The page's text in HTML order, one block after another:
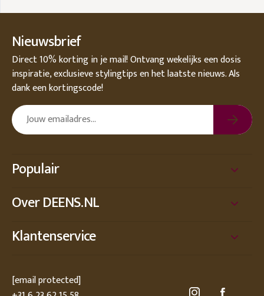
Nieuwsbrief
Direct 10% korting in je mail! Ontvang wekelijks een dosis
inspiratie, exclusieve stylingtips en het laatste nieuws. Als
dank een kortingscode!
Populair
Over DEENS.NL
Klantenservice
[email protected]